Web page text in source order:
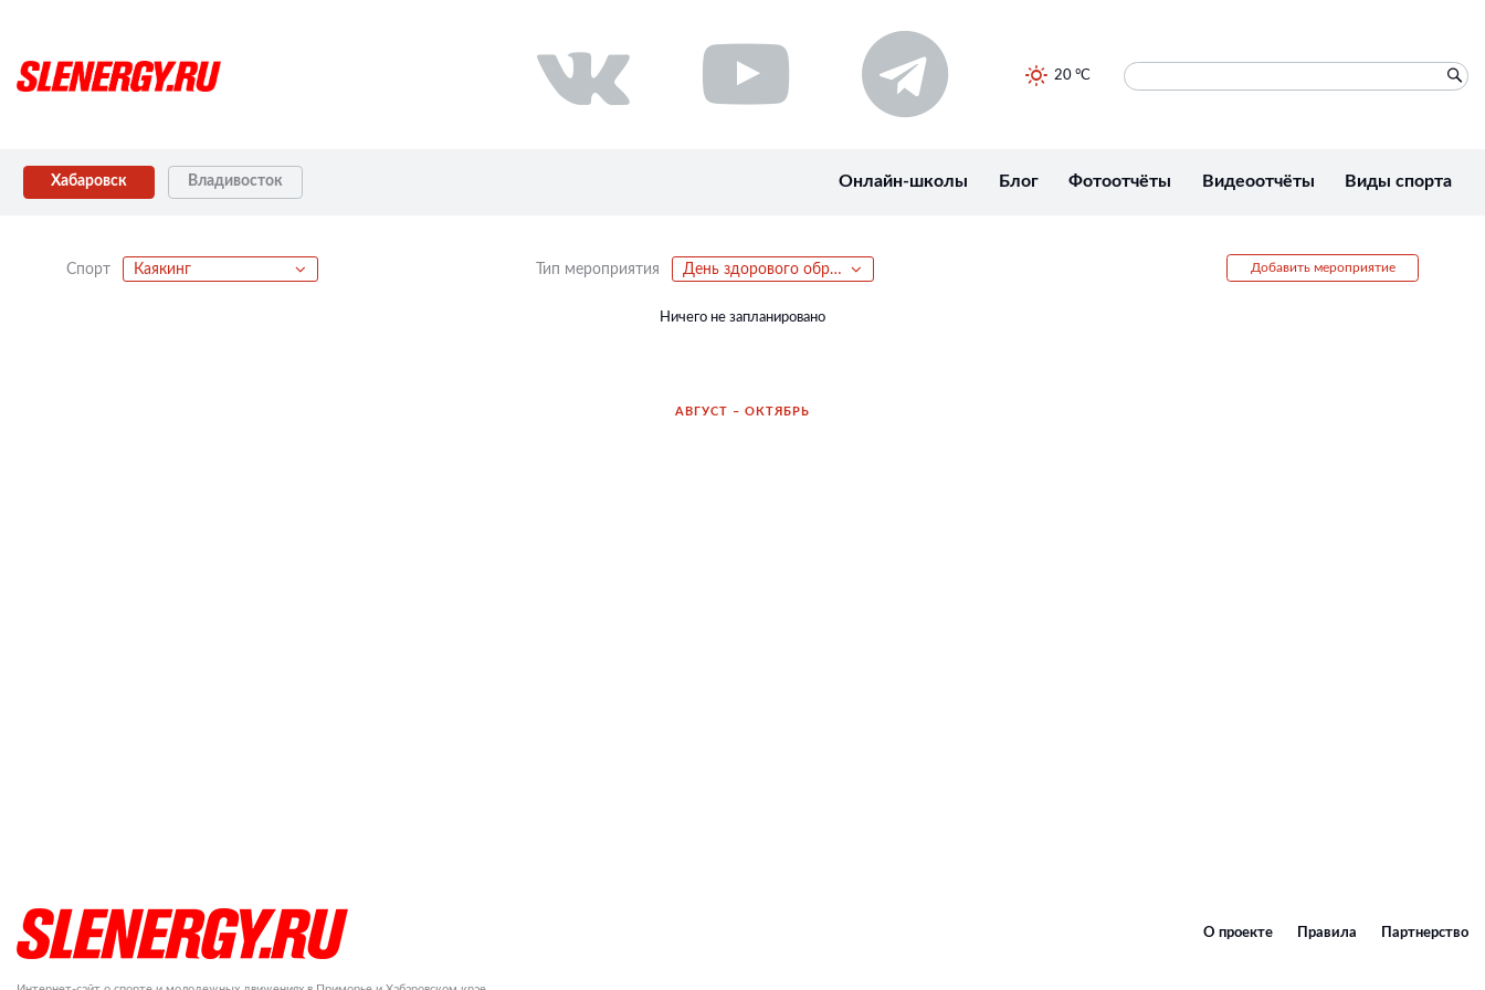
20 °C
Хабаровск Владивосток Онлайн-школы Блог Фотоотчёты Видеоотчёты Виды спорта
Спорт Каякинг Тип мероприятия День здорового образа жизни Добавить мероприятие
Ничего не запланировано
АВГУСТ – ОКТЯБРЬ
О проекте Правила Партнерство